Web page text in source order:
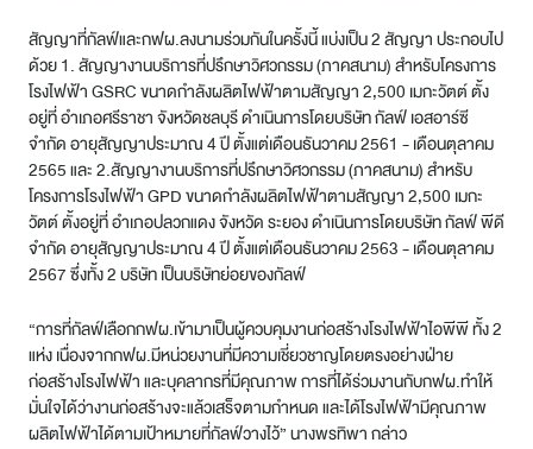
สัญญาที่กัลฟ์และกฟผ.ลงนามร่วมกันในครั้งนี้ แบ่งเป็น 2 สัญญา ประกอบไป
ด้วย 1. สัญญางานบริการที่ปรึกษาวิศวกรรม (ภาคสนาม) สำหรับโครงการ
โรงไฟฟ้า GSRC ขนาดกำลังผลิตไฟฟ้าตามสัญญา 2,500 เมกะวัตต์ ตั้ง
อยู่ที่ อำเภอศรีราชา จังหวัดชลบุรี ดำเนินการโดยบริษัท กัลฟ์ เอสอาร์ซี
จำกัด อายุสัญญาประมาณ 4 ปี ตั้งแต่เดือนธันวาคม 2561 - เดือนตุลาคม
2565 และ 2.สัญญางานบริการที่ปรึกษาวิศวกรรม (ภาคสนาม) สำหรับ
โครงการโรงไฟฟ้า GPD ขนาดกำลังผลิตไฟฟ้าตามสัญญา 2,500 เมกะ
วัตต์ ตั้งอยู่ที่ อำเภอปลวกแดง จังหวัด ระยอง ดำเนินการโดยบริษัท กัลฟ์ พีดี
จำกัด อายุสัญญาประมาณ 4 ปี ตั้งแต่เดือนธันวาคม 2563 - เดือนตุลาคม
2567 ซึ่งทั้ง 2 บริษัท เป็นบริษัทย่อยของกัลฟ์
“การที่กัลฟ์เลือกกฟผ.เข้ามาเป็นผู้ควบคุมงานก่อสร้างโรงไฟฟ้าไอพีพี ทั้ง 2
แห่ง เนื่องจากกฟผ.มีหน่วยงานที่มีความเชี่ยวชาญโดยตรงอย่างฝ่าย
ก่อสร้างโรงไฟฟ้า และบุคลากรที่มีคุณภาพ การที่ได้ร่วมงานกับกฟผ.ทำให้
มั่นใจได้ว่างานก่อสร้างจะแล้วเสร็จตามกำหนด และได้โรงไฟฟ้ามีคุณภาพ
ผลิตไฟฟ้าได้ตามเป้าหมายที่กัลฟ์วางไว้” นางพรทิพา กล่าว